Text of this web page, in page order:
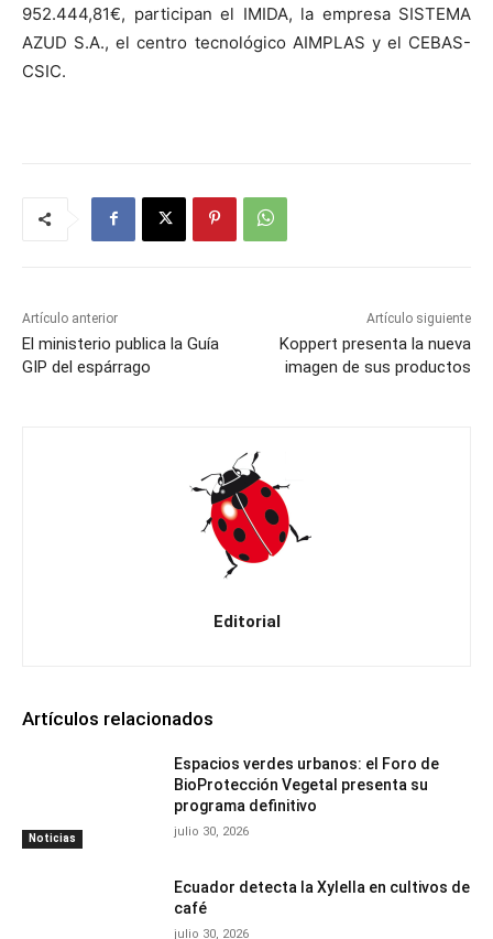
952.444,81€, participan el IMIDA, la empresa SISTEMA
AZUD S.A., el centro tecnológico AIMPLAS y el CEBAS-
CSIC.
Artículo anterior
El ministerio publica la Guía
GIP del espárrago
Artículo siguiente
Koppert presenta la nueva
imagen de sus productos
Editorial
Artículos relacionados
Noticias
Espacios verdes urbanos: el Foro de
BioProtección Vegetal presenta su
programa definitivo
julio 30, 2026
Ecuador detecta la Xylella en cultivos de
café
julio 30, 2026